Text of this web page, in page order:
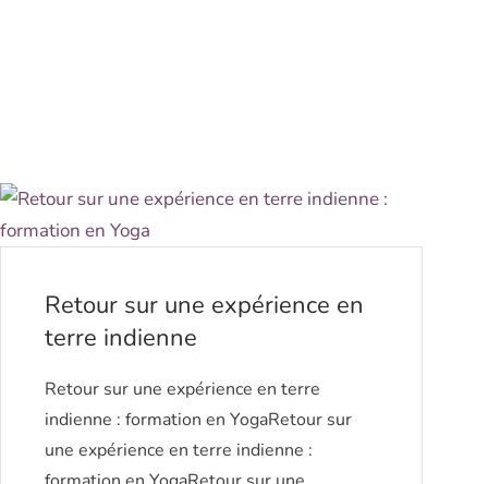
Retour sur une expérience en
terre indienne
Retour sur une expérience en terre
indienne : formation en YogaRetour sur
une expérience en terre indienne :